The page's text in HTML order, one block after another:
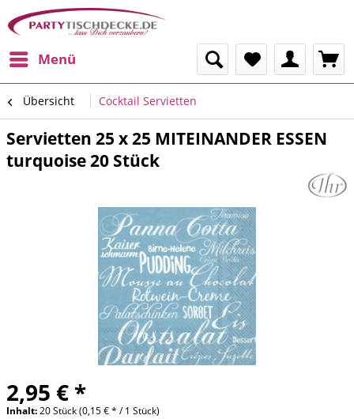
Menü
Übersicht Cocktail Servietten
Servietten 25 x 25 MITEINANDER ESSEN
turquoise 20 Stück
2,95 € *
Inhalt:20 Stück (0,15 € * / 1 Stück)